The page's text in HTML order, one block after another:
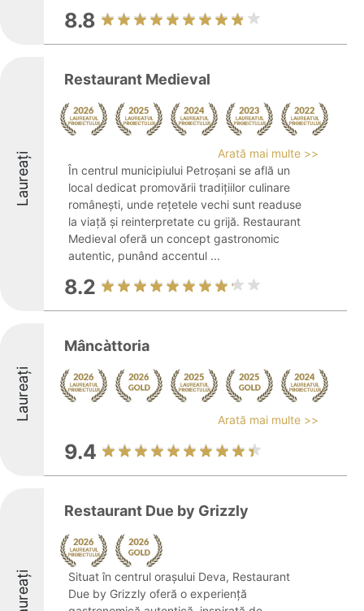
8.8
Laureați
Restaurant Medieval
Arată mai multe >>
În centrul municipiului Petroșani se află un
local dedicat promovării tradițiilor culinare
românești, unde rețetele vechi sunt readuse
la viață și reinterpretate cu grijă. Restaurant
Medieval oferă un concept gastronomic
autentic, punând accentul ...
8.2
Laureați
Mâncàttoria
Arată mai multe >>
9.4
Laureați
Restaurant Due by Grizzly
Situat în centrul orașului Deva, Restaurant
Due by Grizzly oferă o experiență